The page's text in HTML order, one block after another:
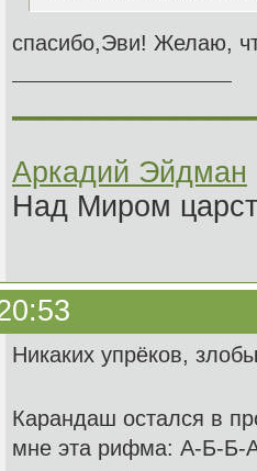
спасибо,Эви! Желаю,
Аркадий Эйдман
Над Миром
Никаких упрёков,
Карандаш остался в
мне эта рифма: А-Б-Б-А